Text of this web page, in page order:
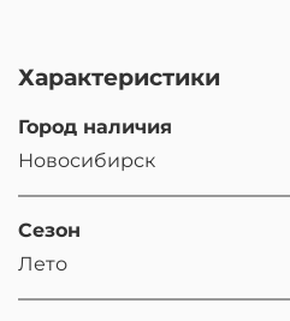
Характеристики
Город наличия
Новосибирск
Сезон
Лето